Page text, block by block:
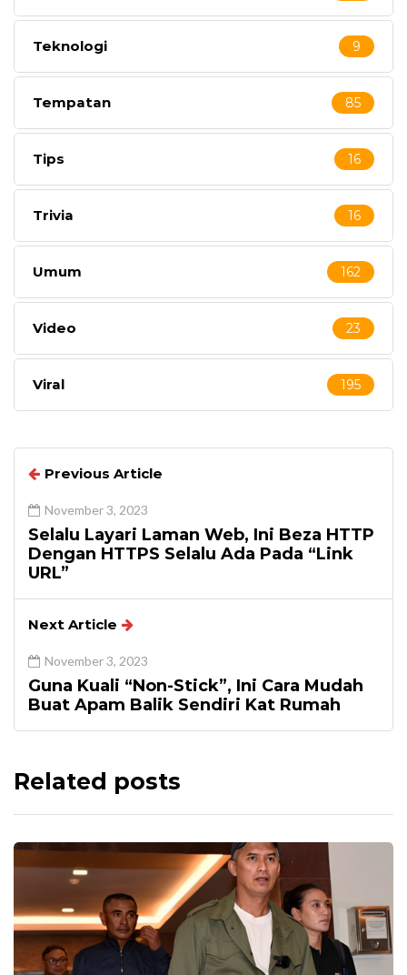
Teknologi 9
Tempatan 85
Tips 16
Trivia 16
Umum 162
Video 23
Viral 195
Previous Article
November 3, 2023
Selalu Layari Laman Web, Ini Beza HTTP
Dengan HTTPS Selalu Ada Pada “Link
URL”
Next Article
November 3, 2023
Guna Kuali “Non-Stick”, Ini Cara Mudah
Buat Apam Balik Sendiri Kat Rumah
Related posts